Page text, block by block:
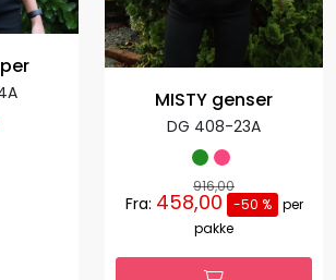
MISTY genser
DG 408-23A
916,00
Fra: 458,00 -50 %
per
pakke